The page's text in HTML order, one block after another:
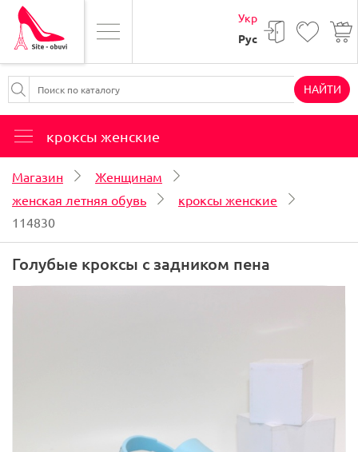
Укр
Рус
НАЙТИ
кроксы женские
Магазин
Женщинам
женская летняя обувь
кроксы женские
114830
Голубые кроксы с задником пена